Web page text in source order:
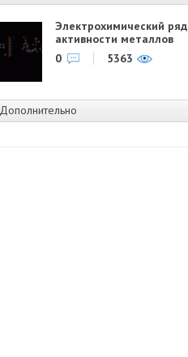
Электрохимический ряд
активности металлов
0
5363
Дополнительно